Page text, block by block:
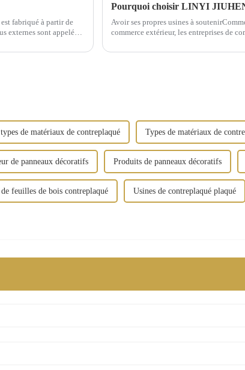
fabriqué à partir de
externes sont appelées
Pourquoi choisir LINYI
Avoir ses propres usines à
commerce extérieur, les entreprises de
de matériaux de contreplaqué Types de matériaux de
de panneaux décoratifs Produits de panneaux décoratifs
feuilles de bois contreplaqué Usines de contreplaqué plaqué